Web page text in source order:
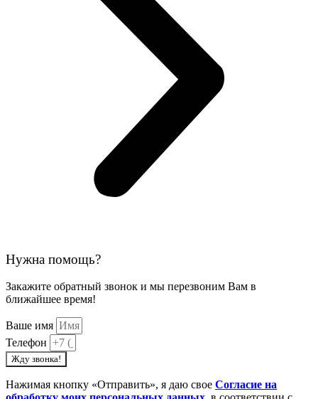
Нужна помощь?
Закажите обратный звонок и мы перезвоним Вам в
ближайшее время!
Ваше имя
Телефон
Жду звонка!
Нажимая кнопку «Отправить», я даю свое Cогласие на